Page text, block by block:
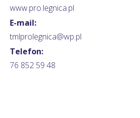
www.pro.legnica.pl
E-mail:
tmlprolegnica@wp.pl
Telefon:
76 852 59 48